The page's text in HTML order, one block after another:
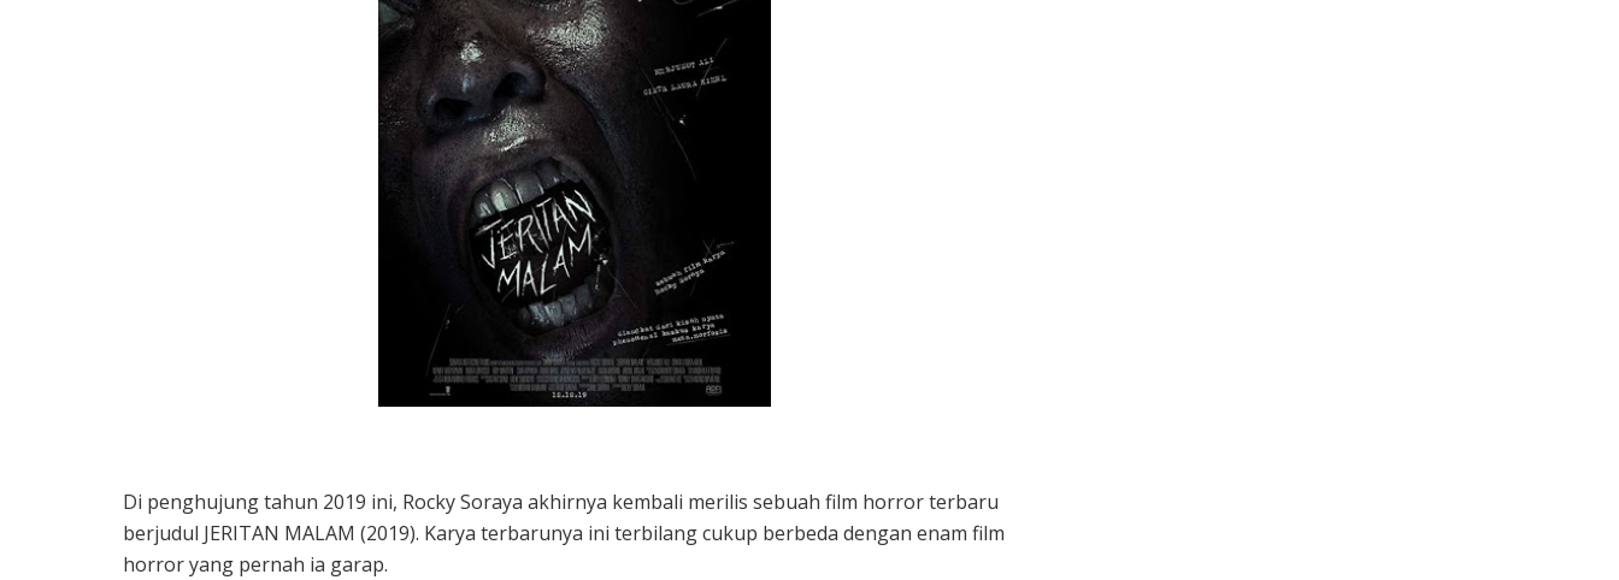
Di penghujung tahun 2019 ini, Rocky Soraya akhirnya kembali merilis sebuah film horror terbaru
berjudul JERITAN MALAM (2019). Karya terbarunya ini terbilang cukup berbeda dengan enam film
horror yang pernah ia garap.